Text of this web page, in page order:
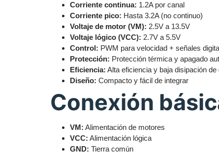
Corriente continua: 1.2A por canal
Corriente pico: Hasta 3.2A (no continuo)
Voltaje de motor (VM): 2.5V a 13.5V
Voltaje lógico (VCC): 2.7V a 5.5V
Control: PWM para velocidad + señales
Protección: Protección térmica y apagado
Eficiencia: Alta eficiencia y baja disipación de
Diseño: Compacto y fácil de integrar
Conexión
VM: Alimentación de motores
VCC: Alimentación lógica
GND: Tierra común